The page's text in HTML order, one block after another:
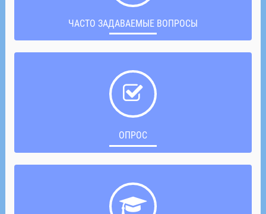
ЧАСТО ЗАДАВАЕМЫЕ ВОПРОСЫ
ОПРОС